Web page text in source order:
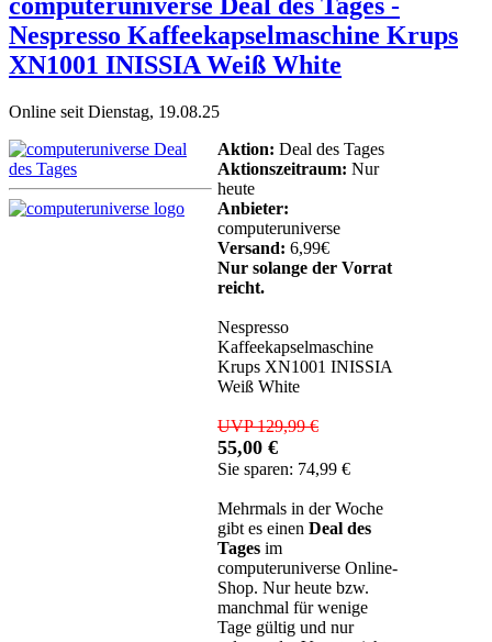
Nespresso Kaffeekapselmaschine Krups
XN1001 INISSIA Weiß White
Online seit Dienstag, 19.08.25
Aktion: Deal des Tages
Aktionszeitraum: Nur
heute
Anbieter:
computeruniverse
Versand: 6,99€
Nur solange der Vorrat
reicht.
Nespresso
Kaffeekapselmaschine
Krups XN1001 INISSIA
Weiß White
UVP 129,99 €
55,00 €
Sie sparen: 74,99 €
Mehrmals in der Woche
gibt es einen Deal des
Tages im
computeruniverse Online-
Shop. Nur heute bzw.
manchmal für wenige
Tage gültig und nur